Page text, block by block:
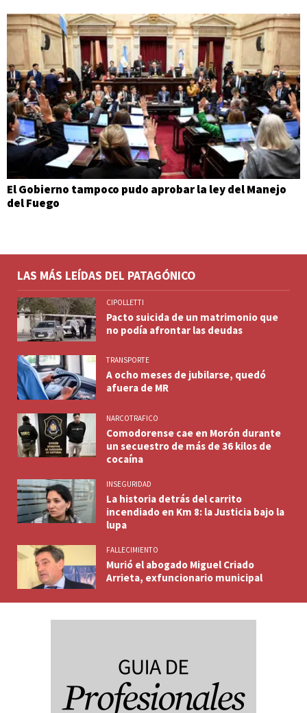
El Gobierno tampoco pudo aprobar la ley del Manejo
del Fuego
LAS MÁS LEÍDAS DEL PATAGÓNICO
CIPOLLETTI
Pacto suicida de un matrimonio que
no podía afrontar las deudas
TRANSPORTE
A ocho meses de jubilarse, quedó
afuera de MR
NARCOTRAFICO
Comodorense cae en Morón durante
un secuestro de más de 36 kilos de
cocaína
INSEGURIDAD
La historia detrás del carrito
incendiado en Km 8: la Justicia bajo la
lupa
FALLECIMIENTO
Murió el abogado Miguel Criado
Arrieta, exfuncionario municipal